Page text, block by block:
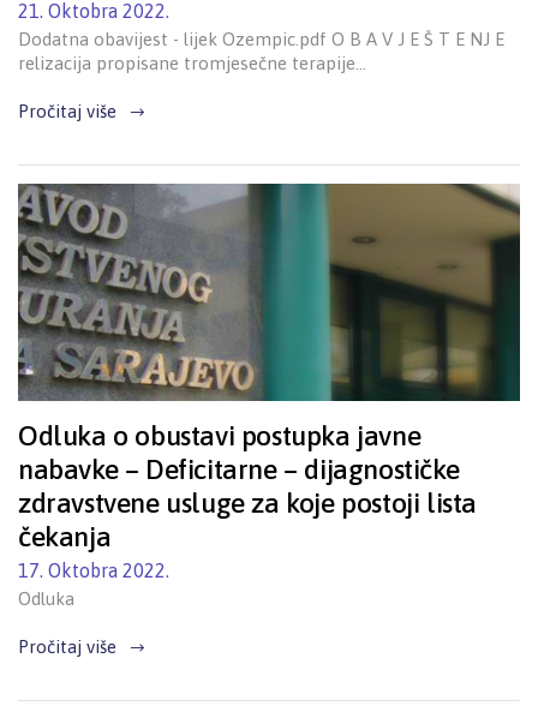
21. Oktobra 2022.
Dodatna obavijest - lijek Ozempic.pdf O B A V J E Š T E NJ E
relizacija propisane tromjesečne terapije…
Pročitaj više
Odluka o obustavi postupka javne
nabavke – Deficitarne – dijagnostičke
zdravstvene usluge za koje postoji lista
čekanja
17. Oktobra 2022.
Odluka
Pročitaj više